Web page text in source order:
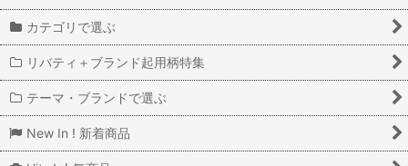
カテゴリで選ぶ
リバティ＋ブランド起用柄特集
テーマ・ブランドで選ぶ
New In ! 新着商品